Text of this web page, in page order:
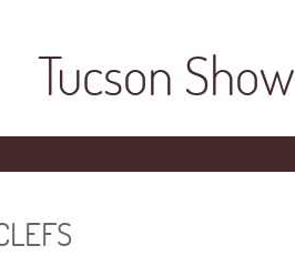
Tucson Show